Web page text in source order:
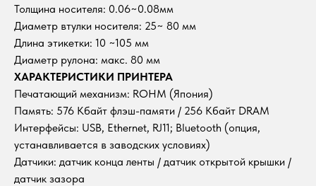
Толщина носителя: 0.06~0.08мм
Диаметр втулки носителя: 25~ 80 мм
Длина этикетки: 10 ~105 мм
Диаметр рулона: макс. 80 мм
ХАРАКТЕРИСТИКИ ПРИНТЕРА
Печатающий механизм: ROHM (Япония)
Память: 576 Кбайт флэш-памяти / 256 Кбайт DRAM
Интерфейсы: USB, Ethernet, RJ11; Bluetooth (опция,
устанавливается в заводских условиях)
Датчики: датчик конца ленты / датчик открытой крышки /
датчик зазора